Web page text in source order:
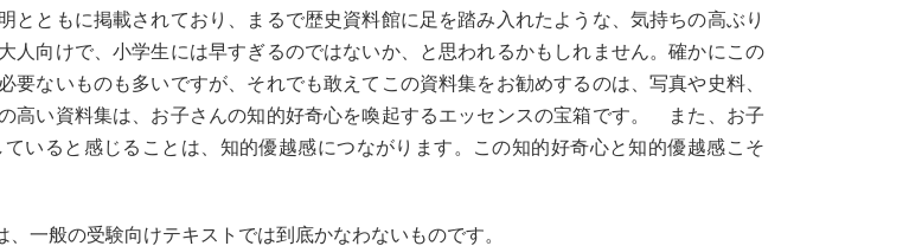
ともに掲載されており、まるで歴史資料館に足を踏み入れたような、気持ちの高ぶり
向けで、小学生には早すぎるのではないか、と思われるかもしれません。確かにこの
ないものも多いですが、それでも敢えてこの資料集をお勧めするのは、写真や史料、
い資料集は、お子さんの知的好奇心を喚起するエッセンスの宝箱です。 また、お子
いると感じることは、知的優越感につながります。この知的好奇心と知的優越感こそ
一般の受験向けテキストでは到底かなわないものです。